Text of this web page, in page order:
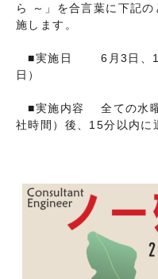
ら ～」を合言葉に下記
施します。
■実施日 6月3日、10
日）
■実施内容 全ての水曜
社時間）後、15分以内に